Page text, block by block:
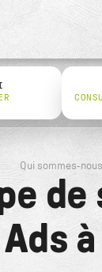
Qui sommes-nous